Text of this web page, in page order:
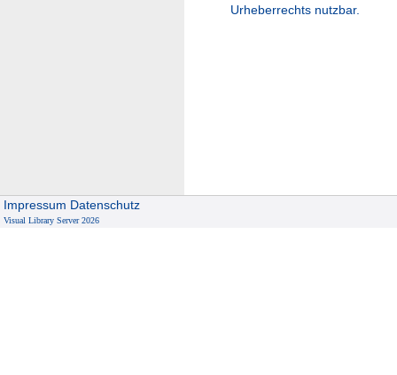
Urheberrechts nutzbar.
Impressum Datenschutz
Visual Library Server 2026